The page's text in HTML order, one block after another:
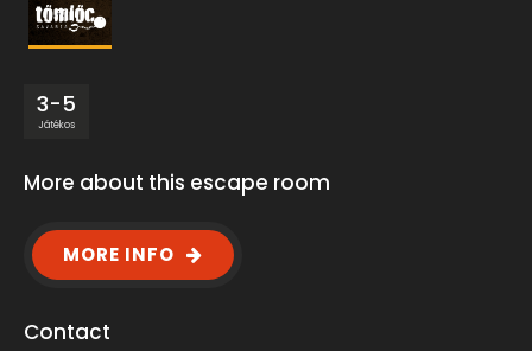
3-5
Játékos
More about this escape room
MORE INFO
Contact